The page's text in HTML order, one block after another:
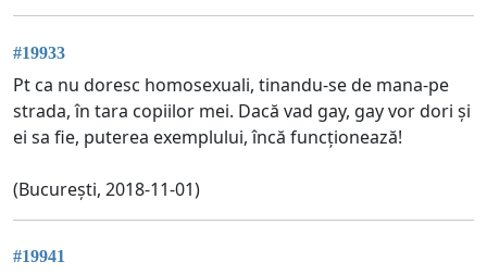
#19933
Pt ca nu doresc homosexuali, tinandu-se de mana-pe
strada, în tara copiilor mei. Dacă vad gay, gay vor dori și
ei sa fie, puterea exemplului, încă funcționează!
(București, 2018-11-01)
#19941